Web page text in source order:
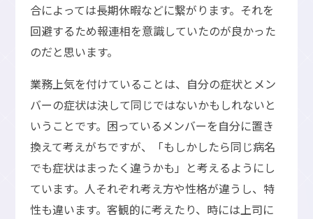
合によっては長期休暇などに繋がります。それを
回避するため報連相を意識していたのが良かった
のだと思います。
業務上気を付けていることは、自分の症状とメン
バーの症状は決して同じではないかもしれないと
いうことです。困っているメンバーを自分に置き
換えて考えがちですが、「もしかしたら同じ病名
でも症状はまったく違うかも」と考えるようにし
ています。人それぞれ考え方や性格が違うし、特
性も違います。客観的に考えたり、時には上司に